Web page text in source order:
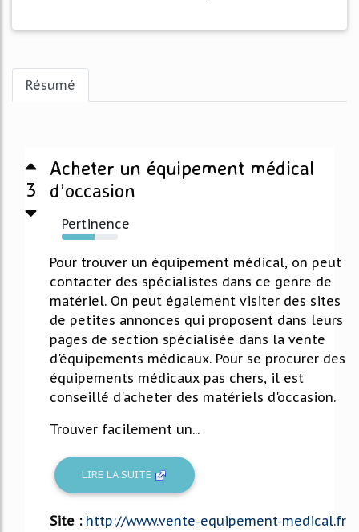
Résumé
3
Acheter un équipement médical
d’occasion
Pertinence
58%
Pour trouver un équipement médical, on peut
contacter des spécialistes dans ce genre de
matériel. On peut également visiter des sites
de petites annonces qui proposent dans leurs
pages de section spécialisée dans la vente
d'équipements médicaux. Pour se procurer des
équipements médicaux pas chers, il est
conseillé d'acheter des matériels d'occasion.
Trouver facilement un...
LIRE LA SUITE
Site : http://www.vente-equipement-medical.fr